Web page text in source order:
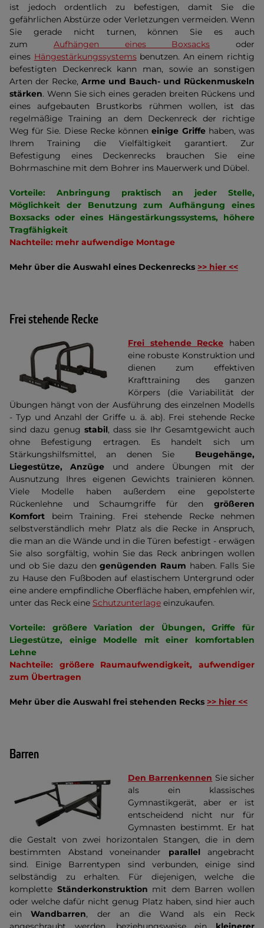
ist jedoch ordentlich zu befestigen, damit Sie die
gefährlichen Abstürze oder Verletzungen vermeiden. Wenn
Sie gerade nicht turnen, können Sie es auch
zum Aufhängen eines Boxsacks
oder
eines Hängestärkungssystemsbenutzen. An einem richtig
befestigten Deckenreck kann man, sowie an sonstigen
Arten der Recke, Arme und Bauch- und Rückenmuskeln
stärken. Wenn Sie sich eines geraden breiten Rückens und
eines aufgebauten Brustkorbs rühmen wollen, ist das
regelmäßige Training an dem Deckenreck der richtige
Weg für Sie. Diese Recke könneneinige Griffehaben, was
Ihrem Training die Vielfältigkeit garantiert. Zur
Befestigung eines Deckenrecks brauchen Sie eine
Bohrmaschine mit dem Bohrer ins Mauerwerk und Dübel.
Vorteile: Anbringung praktisch an jeder Stelle,
Möglichkeit der Benutzung zum Aufhängung eines
Boxsacks oder eines Hängestärkungssystems, höhere
Tragfähigkeit
Nachteile: mehr aufwendige Montage
Mehr über die Auswahl eines Deckenrecks >> hier <<
Frei stehende Recke
Frei stehende Recke haben
eine robuste Konstruktion und
dienen zum effektiven
Krafttraining des ganzen
Körpers (die Variabilität der
Übungen hängt von der Ausführung des einzelnen Modells
- Typ und Anzahl der Griffe u. ä. ab). Frei stehende Recke
sind dazu genug stabil, dass sie Ihr Gesamtgewicht auch
ohne Befestigung ertragen. Es handelt sich um
Stärkungshilfsmittel, an denen Sie
Beugehänge,
Liegestütze, Anzüge und andere Übungen mit der
Ausnutzung Ihres eigenen Gewichts trainieren können.
Viele Modelle haben außerdem eine gepolsterte
Rückenlehne und Schaumgriffe für den größeren
Komfort beim Training. Frei stehende Recke nehmen
selbstverständlich mehr Platz als die Recke in Anspruch,
die man an die Wände und in die Türen befestigt - erwägen
Sie also sorgfältig, wohin Sie das Reck anbringen wollen
und ob Sie dazu dengenügenden Raum haben. Falls Sie
zu Hause den Fußboden auf elastischem Untergrund oder
eine andere empfindliche Oberfläche haben, empfehlen wir,
unter das Reck eine Schutzunterlage einzukaufen.
Vorteile: größere Variation der Übungen, Griffe für
Liegestütze, einige Modelle mit einer komfortablen
Lehne
Nachteile: größere Raumaufwendigkeit, aufwendiger
zum Übertragen
Mehr über die Auswahl frei stehenden Recks >> hier <<
Barren
Den Barrenkennen Sie sicher
als ein klassisches
Gymnastikgerät, aber er ist
entscheidend nicht nur für
Gymnasten bestimmt. Er hat
die Gestalt von zwei horizontalen Stangen, die in dem
bestimmten Abstand voneinander parallelangebracht
sind. Einige Barrentypen sind verbunden, einige sind
selbständig zu erhalten. Für diejenigen, welche die
komplette Ständerkonstruktion mit dem Barren wollen
oder welche dafür nicht genug Platz haben, sind hier auch
einWandbarren, der an die Wand als ein Reck